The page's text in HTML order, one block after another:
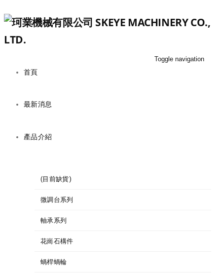
Toggle navigation
首頁
最新消息
產品介紹
(目前缺貨)
微調台系列
軸承系列
花崗石構件
蝸桿蝸輪